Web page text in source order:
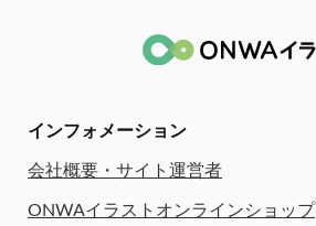
インフォメーション
会社概要・サイト運営者
ONWAイラストオンラインショップ